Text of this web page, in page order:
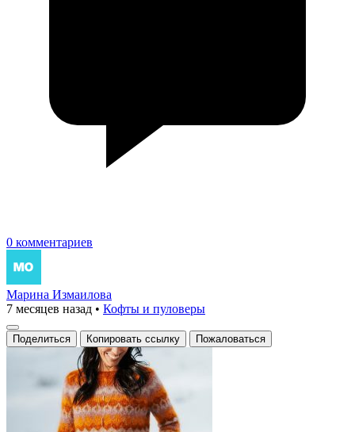
0 комментариев
Марина Измаилова
7 месяцев назад • Кофты и пуловеры
Поделиться Копировать ссылку Пожаловаться